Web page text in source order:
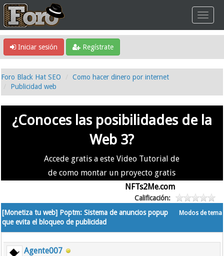
Iniciar sesión Regístrate
Foro Black Hat SEO
Como hacer dinero por internet
Publicidad web
¿Conoces las posibilidades de la
Web 3?
Accede gratis a este Video Tutorial de
de como montar un proyecto gratis
NFTs2Me.com
Calificación:
Modos de tema
[Monetiza tu web] Poptm: Sistema de anuncios popup
que evita el bloqueo de publicidad
Agente007